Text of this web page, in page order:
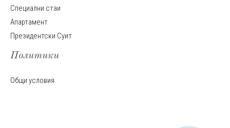
Специални стаи
Апартамент
Президентски Суит
Политики
Общи условия